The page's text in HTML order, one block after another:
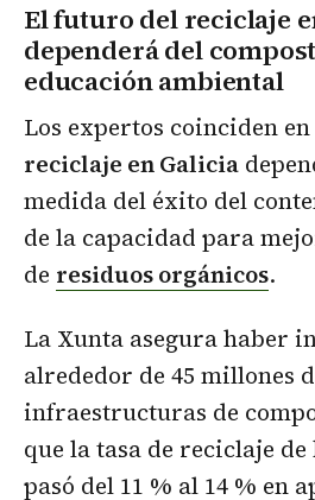
El futuro del reciclaje
dependerá del
educación ambiental
Los expertos coinciden
reciclaje en Galicia
medida del éxito del
de la capacidad para
de residuos orgánicos.
La Xunta asegura haber
alrededor de 45 millones
infraestructuras de
que la tasa de reciclaje
pasó del 11 % al 14 % en